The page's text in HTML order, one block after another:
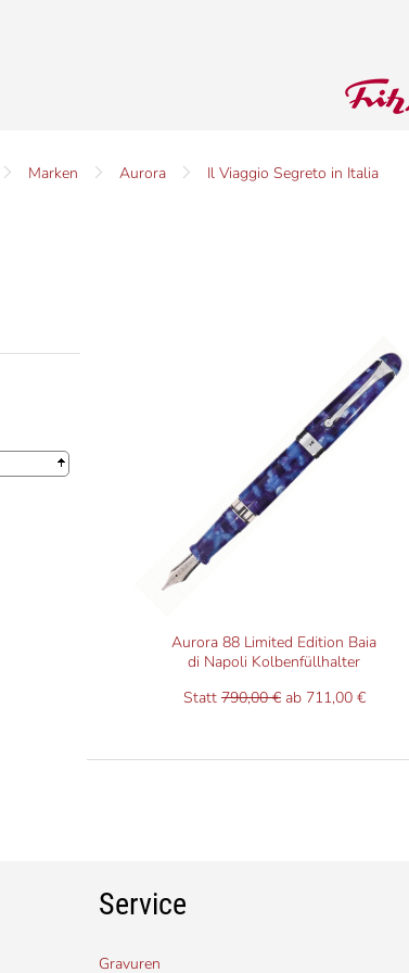
Marken Aurora Il Viaggio Segreto in Italia
Aurora 88 Limited Edition Baia
di Napoli Kolbenfüllhalter
Statt 790,00 € ab 711,00 €
Service
Gravuren